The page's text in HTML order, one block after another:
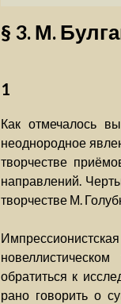
§ 3. М.
1
Как отмечалось
неоднородное
творчестве
направлений.
творчестве М.
обратиться к
рано говорить о